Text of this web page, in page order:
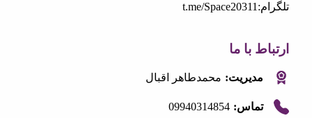
t.me/Space20311
با ما
مدیریت: محمدطاهر اقبال
تماس: 09940314854